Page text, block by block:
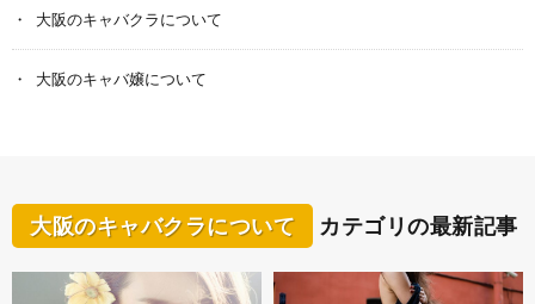
大阪のキャバクラについて
大阪のキャバ嬢について
大阪のキャバクラについて カテゴリの最新記事